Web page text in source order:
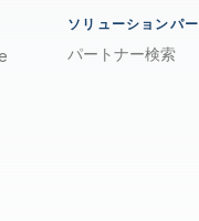
ソリューションパ
パートナー検索